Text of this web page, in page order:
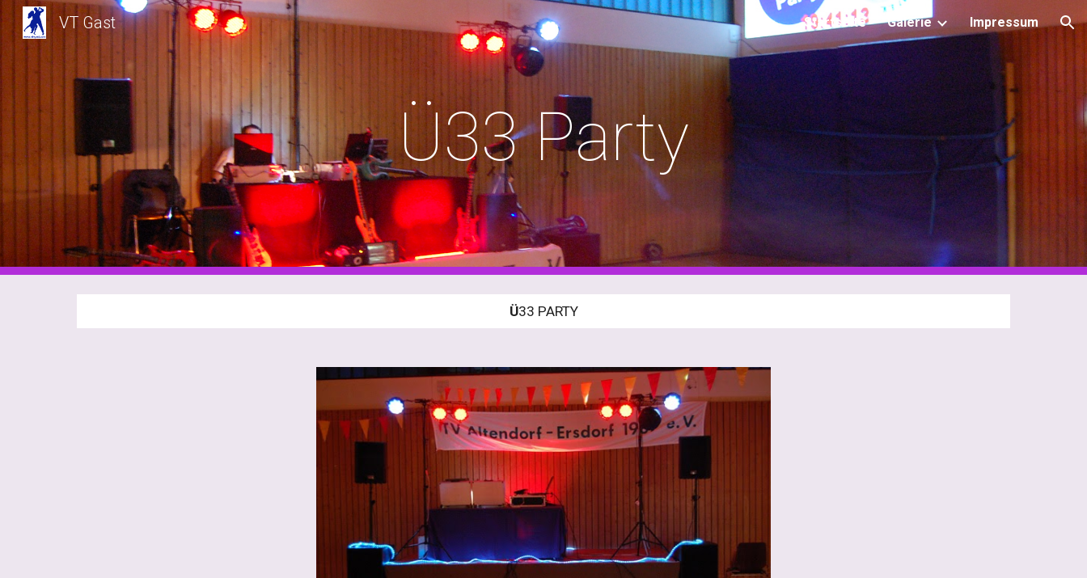
Skip to main content Skip to navigation
VT Gast Startseite Galerie Impressum
Ü33 Party
Ü33 PARTY